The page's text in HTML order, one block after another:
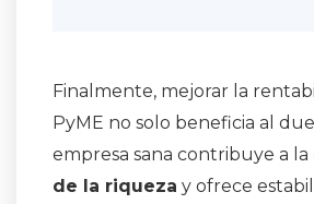
Finalmente, mejorar la
PyME no solo beneficia al
empresa sana contribuye a la
de la riqueza y ofrece